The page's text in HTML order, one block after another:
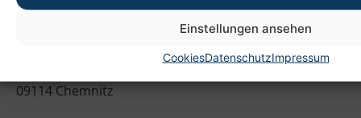
Einstellungen ansehen
CookiesDatenschutzImpressum
Heim gemeinnützige GmbH
09114 Chemnitz